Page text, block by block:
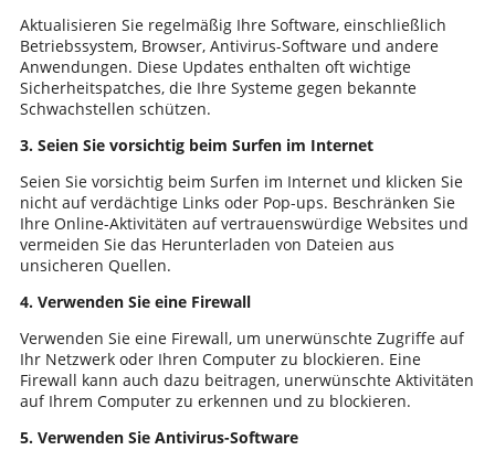
Aktualisieren Sie regelmäßig Ihre Software, einschließlich
Betriebssystem, Browser, Antivirus-Software und andere
Anwendungen. Diese Updates enthalten oft wichtige
Sicherheitspatches, die Ihre Systeme gegen bekannte
Schwachstellen schützen.
3. Seien Sie vorsichtig beim Surfen im Internet
Seien Sie vorsichtig beim Surfen im Internet und klicken Sie
nicht auf verdächtige Links oder Pop-ups. Beschränken Sie
Ihre Online-Aktivitäten auf vertrauenswürdige Websites und
vermeiden Sie das Herunterladen von Dateien aus
unsicheren Quellen.
4. Verwenden Sie eine Firewall
Verwenden Sie eine Firewall, um unerwünschte Zugriffe auf
Ihr Netzwerk oder Ihren Computer zu blockieren. Eine
Firewall kann auch dazu beitragen, unerwünschte Aktivitäten
auf Ihrem Computer zu erkennen und zu blockieren.
5. Verwenden Sie Antivirus-Software